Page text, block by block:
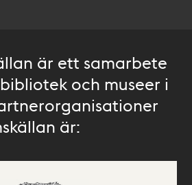
är ett samarbete
och museer i
är: